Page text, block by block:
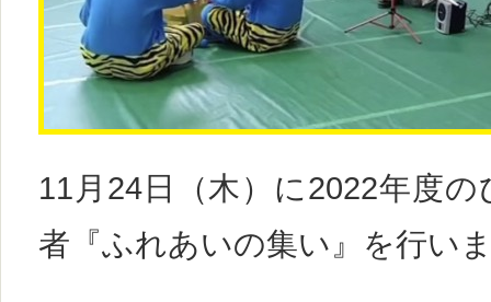
11月24日（木）に2022年度
者『ふれあいの集い』を行い